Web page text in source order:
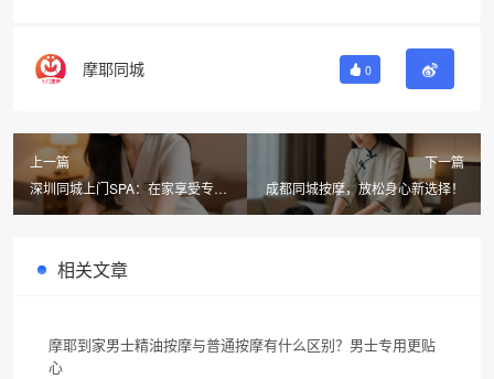
摩耶同城 0
上一篇
深圳同城上门SPA：在家享受专业
按摩，放松身心新选择
下一篇
成都同城按摩，放松身心新选择！
相关文章
摩耶到家男士精油按摩与普通按摩有什么区别？男士专用更贴
心